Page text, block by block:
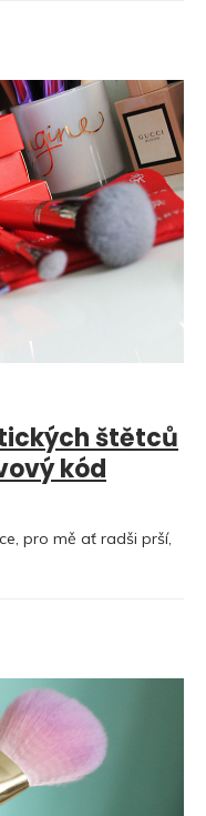
štětců
kód
pro mě ať radši prší,